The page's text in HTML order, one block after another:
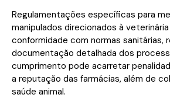
Regulamentações específicas para
manipulados direcionados à
conformidade com normas sanitárias,
documentação detalhada dos
cumprimento pode acarretar
a reputação das farmácias, além de
saúde animal.